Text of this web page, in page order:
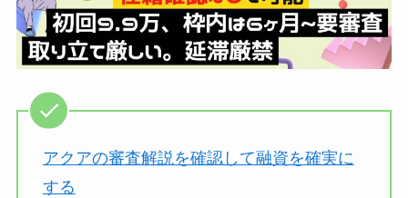
アクアの審査解説を確認して融資を確実に
する